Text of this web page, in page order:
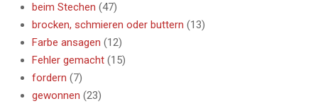
beim Stechen (47)
brocken, schmieren oder buttern (13)
Farbe ansagen (12)
Fehler gemacht (15)
fordern (7)
gewonnen (23)